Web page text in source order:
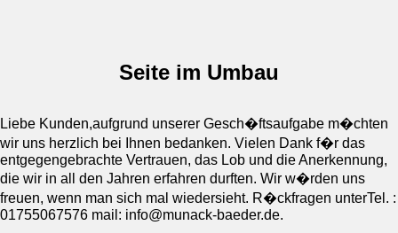
Seite im Umbau
Liebe Kunden,aufgrund unserer Gesch�ftsaufgabe m�chten
wir uns herzlich bei Ihnen bedanken. Vielen Dank f�r das
entgegengebrachte Vertrauen, das Lob und die Anerkennung,
die wir in all den Jahren erfahren durften. Wir w�rden uns
freuen, wenn man sich mal wiedersieht. R�ckfragen unterTel. :
01755067576 mail: info@munack-baeder.de.